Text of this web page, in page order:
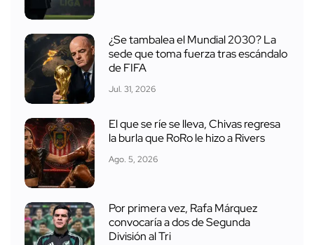
¿Se tambalea el Mundial 2030? La
sede que toma fuerza tras escándalo
de FIFA
Jul. 31, 2026
El que se ríe se lleva, Chivas regresa
la burla que RoRo le hizo a Rivers
Ago. 5, 2026
Por primera vez, Rafa Márquez
convocaría a dos de Segunda
División al Tri